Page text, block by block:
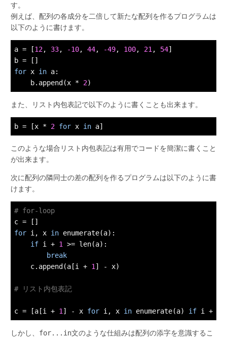
す。
例えば、配列の各成分を二倍して新たな配列を作るプログラムは
以下のように書けます。
a = [12, 33, -10, 44, -49, 100, 21 , 54]
for x in a:
    b.append(x *
2
また、リスト内包表記で以下のように書くことも出来ます。
b = [x * 2 for x in
このような場合リスト内包表記は有用でコードを簡潔に書くこと
が出来ます。
次に配列の隣同士の差の配列を作るプログラムは以下のように書
けます。
# for-loop
for i, x in enumerate(a):
if i + 1
>= len(a):
break
    c.append(a[i +
1 ] - x)
# リスト内包表記
c = [a[i + 1 ] - x for i, x in enumerate(a) if i +
しかし、 for...in文のような仕組みは配列の添字を意識するこ